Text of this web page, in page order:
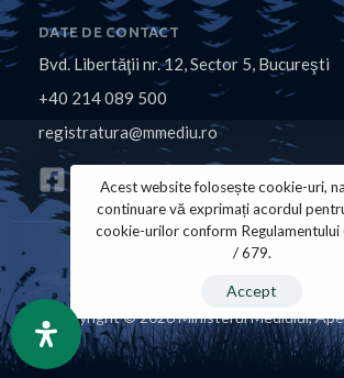
DATE DE CONTACT
Bvd. Libertăţii nr. 12, Sector 5, Bucureşti
+40 214 089 500
registratura@mmediu.ro
Copyright © 2026 Ministerul Mediului,
Acest website folosește cookie-uri,
continuare vă exprimați acordul
cookie-urilor conform Regulamentului
/ 679.
Accept